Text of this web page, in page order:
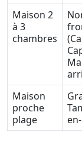
Maison 2
à 3
chambres
Maison
proche
plage